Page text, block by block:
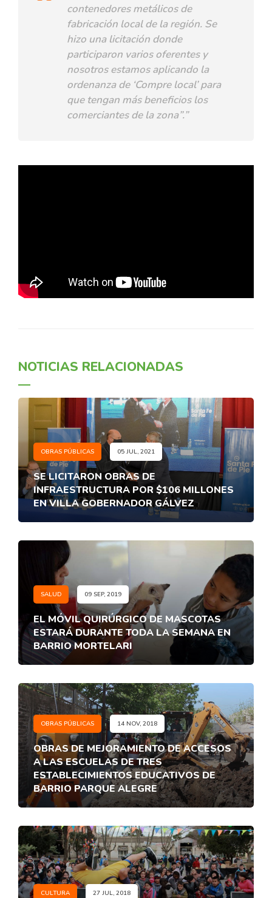
contenedores metálicos de
fabricación local de la región. Se
hizo una licitación donde
participaron varios oferentes y
nosotros estamos aplicando la
ordenanza de ‘Compre local’ para
que tengan más beneficios los
comerciantes de la zona”.”
NOTICIAS RELACIONADAS
OBRAS PÚBLICAS 05 JUL, 2021
SE LICITARON OBRAS DE
INFRAESTRUCTURA POR $106 MILLONES
EN VILLA GOBERNADOR GÁLVEZ
SALUD 09 SEP, 2019
EL MÓVIL QUIRÚRGICO DE MASCOTAS
ESTARÁ DURANTE TODA LA SEMANA EN
BARRIO MORTELARI
OBRAS PÚBLICAS 14 NOV, 2018
OBRAS DE MEJORAMIENTO DE ACCESOS
A LAS ESCUELAS DE TRES
ESTABLECIMIENTOS EDUCATIVOS DE
BARRIO PARQUE ALEGRE
CULTURA 27 JUL, 2018